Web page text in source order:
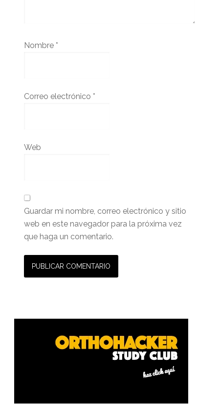
Nombre *
Correo electrónico *
Web
Guardar mi nombre, correo electrónico y sitio
web en este navegador para la próxima vez
que haga un comentario.
Barra
primaria